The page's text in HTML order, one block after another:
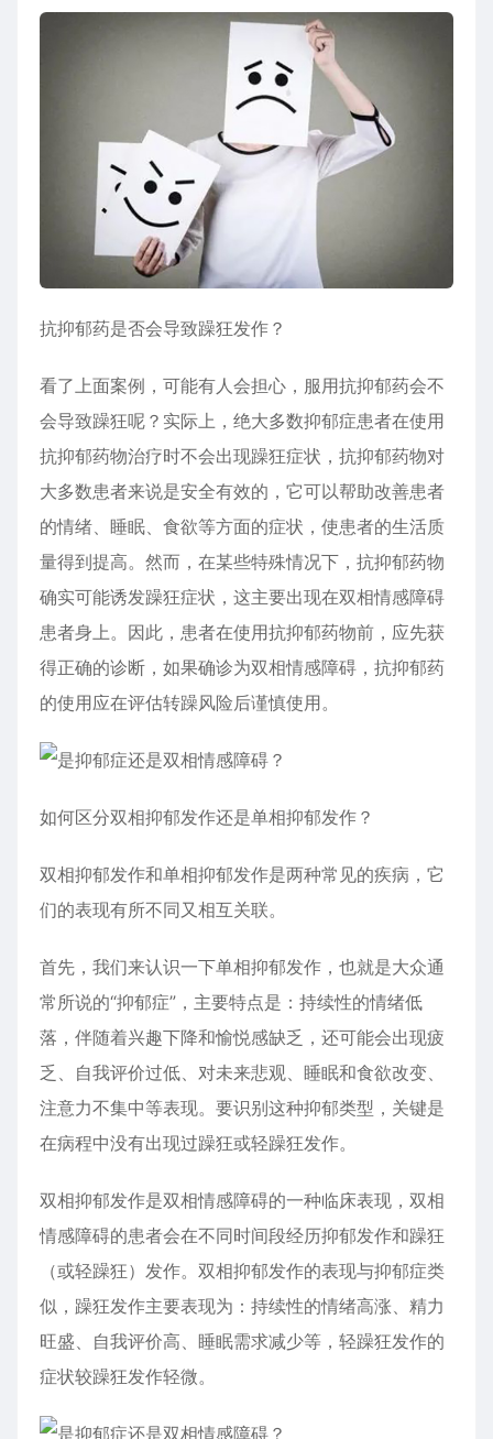
抗抑郁药是否会导致躁狂发作？
看了上面案例，可能有人会担心，服用抗抑郁药会不
会导致躁狂呢？实际上，绝大多数抑郁症患者在使用
抗抑郁药物治疗时不会出现躁狂症状，抗抑郁药物对
大多数患者来说是安全有效的，它可以帮助改善患者
的情绪、睡眠、食欲等方面的症状，使患者的生活质
量得到提高。然而，在某些特殊情况下，抗抑郁药物
确实可能诱发躁狂症状，这主要出现在双相情感障碍
患者身上。因此，患者在使用抗抑郁药物前，应先获
得正确的诊断，如果确诊为双相情感障碍 ，抗抑郁药
的使用应在评估转躁风险后谨慎使用。
如何区分双相抑郁发作还是单相抑郁发作？
双相抑郁发作和单相抑郁发作是两种常见的疾病，它
们的表现有所不同又相互关联。
首先，我们来认识一下单相抑郁发作，也就是大众通
常所说的“抑郁症”，主要特点是：持续性的情绪低
落，伴随着兴趣下降和愉悦感缺乏，还可能会出现疲
乏、自我评价过低、对未来悲观、睡眠和食欲改变、
注意力不集中等表现。要识别这种抑郁类型，关键是
在病程中没有出现过躁狂或轻躁狂发作。
双相抑郁发作是双相情感障碍的一种临床表现，双相
情感障碍的患者会在不同时间段经历抑郁发作和躁狂
（或轻躁狂）发作。双相抑郁发作的表现与抑郁症类
似，躁狂发作主要表现为：持续性的情绪高涨、精力
旺盛、自我评价高、睡眠需求减少等，轻躁狂发作的
症状较躁狂发作轻微。